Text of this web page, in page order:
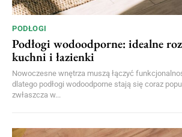
PODŁOGI
Podłogi wodoodporne: idealne
kuchni i łazienki
Nowoczesne wnętrza muszą łączyć
dlatego podłogi wodoodporne stają się coraz
zwłaszcza w...